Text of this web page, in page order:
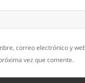
correo electrónico y
vez que comente.